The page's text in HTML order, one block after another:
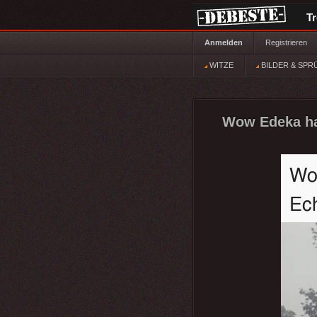
Anmelden Registrieren
WITZE BILDER &
Wow Edeka